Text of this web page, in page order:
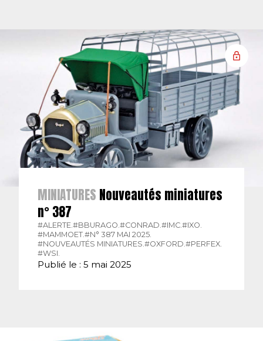
MINIATURES Nouveautés miniatures
n° 387
#ALERTE.#BBURAGO.#CONRAD.#IMC.#IXO.
#MAMMOET.#N° 387 MAI 2025.
#NOUVEAUTÉS MINIATURES.#OXFORD.#PERFEX.
#WSI.
Publié le : 5 mai 2025